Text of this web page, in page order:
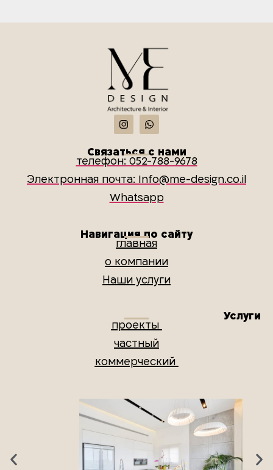
Навигация по сайту
главная
о компании
Наши услуги
Услуги
проекты
частный
коммерческий
Связаться с нами
телефон: 052-788-9678
Электронная почта: Info@me-design.co.il
Whatsapp